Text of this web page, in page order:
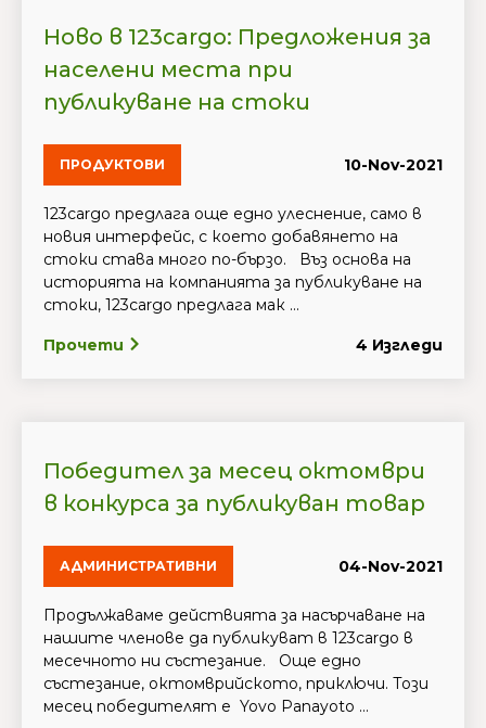
Ново в 123cargo: Предложения за
населени места при
публикуване на стоки
ПРОДУКТОВИ 10-Nov-2021
123cargo предлага още едно улеснение, само в
новия интерфейс, с което добавянето на
стоки става много по-бързо. Въз основа на
историята на компанията за публикуване на
стоки, 123cargo предлага мак ...
Прочети 4 Изгледи
Победител за месец октомври
в конкурса за публикуван товар
АДМИНИСТРАТИВНИ 04-Nov-2021
Продължаваме действията за насърчаване на
нашите членове да публикуват в 123cargo в
месечното ни състезание. Още едно
състезание, октомврийското, приключи. Този
месец победителят е Yovo Panayoto ...